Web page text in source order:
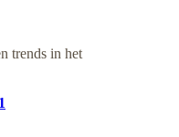
trends in het